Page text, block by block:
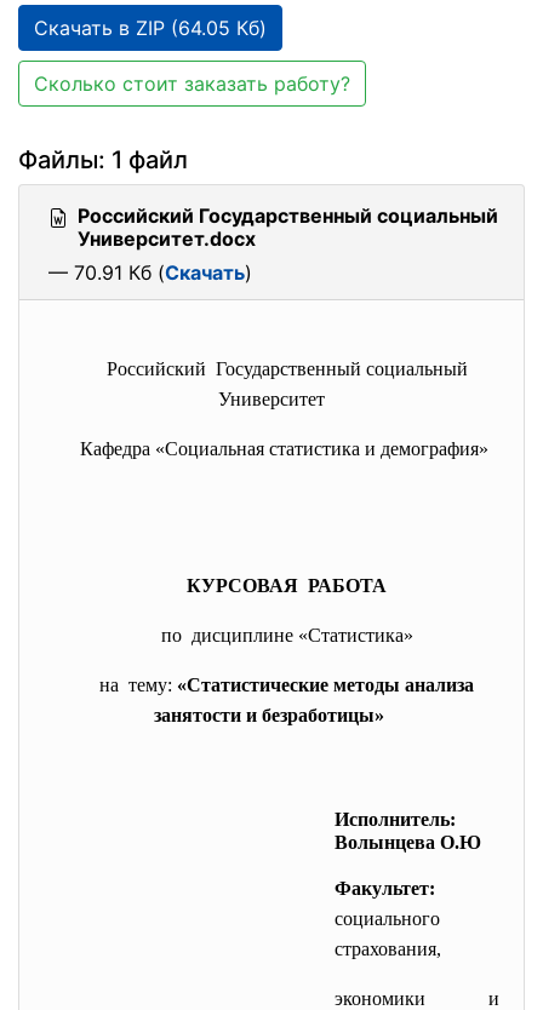
Скачать в ZIP (64.05 Кб)
Сколько стоит заказать работу?
Файлы: 1 файл
Российский Государственный социальный
Университет.docx
— 70.91 Кб (Скачать)
Российский Государственный социальный
Университет
Кафедра «Социальная статистика и демография»
КУРСОВАЯ РАБОТА
по дисциплине «Статистика»
на тему: «Статистические методы анализа
занятости и безработицы»
Исполнитель:
Волынцева О.Ю
Факультет:
социального
страхования,
экономики и